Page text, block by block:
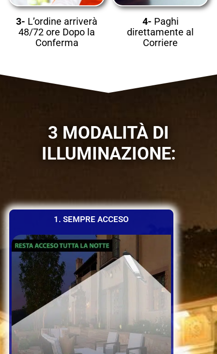
3- L’ordine arriverà
48/72 ore Dopo la
Conferma
4- Paghi
direttamente al
Corriere
3 MODALITÀ DI
ILLUMINAZIONE:
1. SEMPRE ACCESO